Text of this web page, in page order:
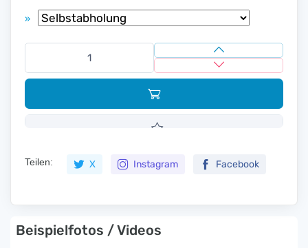
»
Teilen: X Instagram Facebook
Beispielfotos / Videos